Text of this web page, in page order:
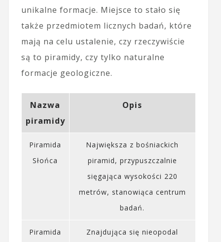
unikalne formacje. Miejsce to stało się
także przedmiotem licznych badań, które
mają na celu ustalenie, czy rzeczywiście
są to piramidy, czy tylko naturalne
formacje geologiczne.
Nazwa
piramidy
Opis
Piramida
Słońca
Największa z bośniackich
piramid, przypuszczalnie
sięgająca wysokości 220
metrów, stanowiąca centrum
badań.
Piramida
Znajdująca się nieopodal